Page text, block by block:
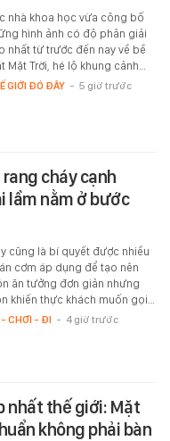
nhà khoa học vừa công bố
hình ảnh có độ phân giải
nhất từ trước đến nay về bề
Mặt Trời, hé lộ khung cảnh…
GIỚI ĐÓ ĐÂY - 5 giờ trước
cháy cạnh
lầm nằm ở bước
cũng là bí quyết được nhiều
cơm áp dụng để tạo nên
ăn tưởng đơn giản nhưng
khiến thực khách muốn gọi…
- CHƠI - ĐI - 4 giờ trước
nhất thế giới: Mặt
không phải bàn